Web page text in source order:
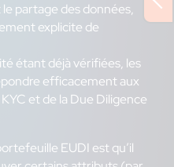
partage des données,
explicite de
étant déjà vérifiées, les
efficacement aux
et de la Due Diligence
EUDI est qu’il